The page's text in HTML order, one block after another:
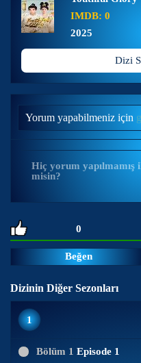
IMDB: 0
2025
Dizi
Yorum yapabilmeniz için
Hiç yorum
misin?
0
Beğen
Dizinin Diğer Sezonları
1
Bölüm 1 Episode 1